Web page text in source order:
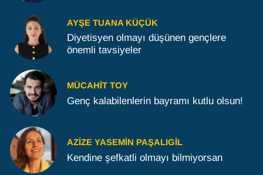
AYŞE TUANA KÜÇÜK
Diyetisyen olmayı düşünen gençlere
önemli tavsiyeler
MÜCAHIT TOY
Genç kalabilenlerin bayramı kutlu olsun!
AZIZE YASEMIN PAŞALIGIL
Kendine şefkatli olmayı bilmiyorsan